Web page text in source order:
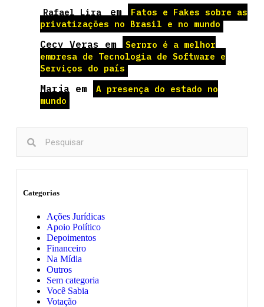
Rafael Lira em
Fatos e Fakes sobre as
privatizações no Brasil e no mundo
Cecy Veras em
Serpro é a melhor
empresa de Tecnologia de Software e
Serviços do país
Maria em
A presença do estado no
mundo
Categorias
Ações Jurídicas
Apoio Político
Depoimentos
Financeiro
Na Mídia
Outros
Sem categoria
Você Sabia
Votação